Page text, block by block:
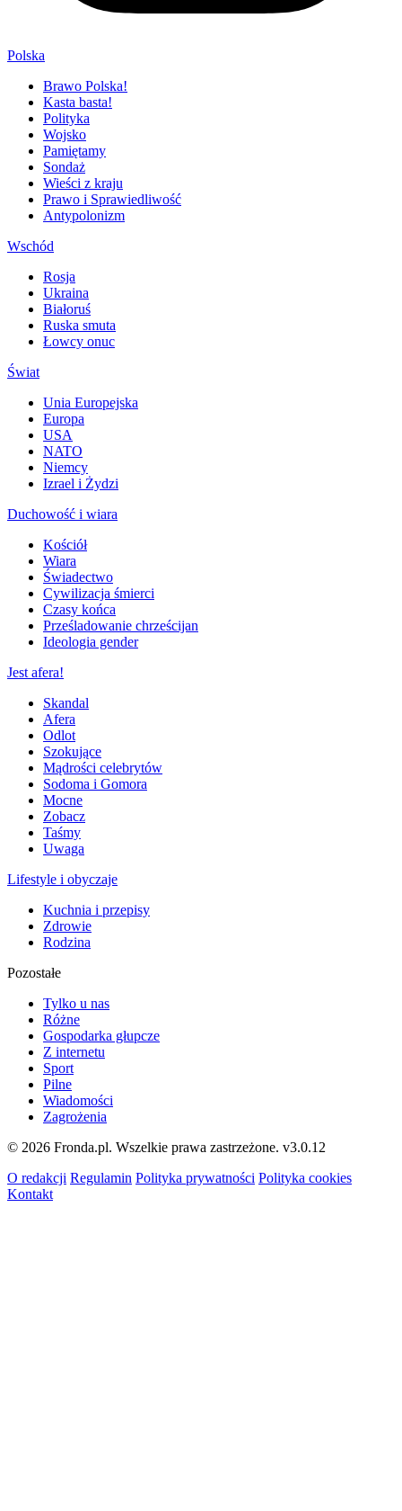
Polska
Brawo Polska!
Kasta basta!
Polityka
Wojsko
Pamiętamy
Sondaż
Wieści z kraju
Prawo i Sprawiedliwość
Antypolonizm
Wschód
Rosja
Ukraina
Białoruś
Ruska smuta
Łowcy onuc
Świat
Unia Europejska
Europa
USA
NATO
Niemcy
Izrael i Żydzi
Duchowość i wiara
Kościół
Wiara
Świadectwo
Cywilizacja śmierci
Czasy końca
Prześladowanie chrześcijan
Ideologia gender
Jest afera!
Skandal
Afera
Odlot
Szokujące
Mądrości celebrytów
Sodoma i Gomora
Mocne
Zobacz
Taśmy
Uwaga
Lifestyle i obyczaje
Kuchnia i przepisy
Zdrowie
Rodzina
Pozostałe
Tylko u nas
Różne
Gospodarka głupcze
Z internetu
Sport
Pilne
Wiadomości
Zagrożenia
© 2026 Fronda.pl. Wszelkie prawa zastrzeżone. v3.0.12
O redakcji Regulamin Polityka prywatności Polityka cookies
Kontakt